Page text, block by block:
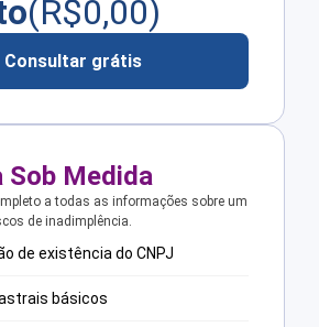
(R$0,00)
Consultar grátis
Sob Medida
a todas as informações sobre um
de inadimplência.
de existência do CNPJ
básicos